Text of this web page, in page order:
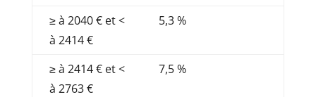
≥ à 2040 € et <
à 2414 €
5,3 %
≥ à 2414 € et <
à 2763 €
7,5 %